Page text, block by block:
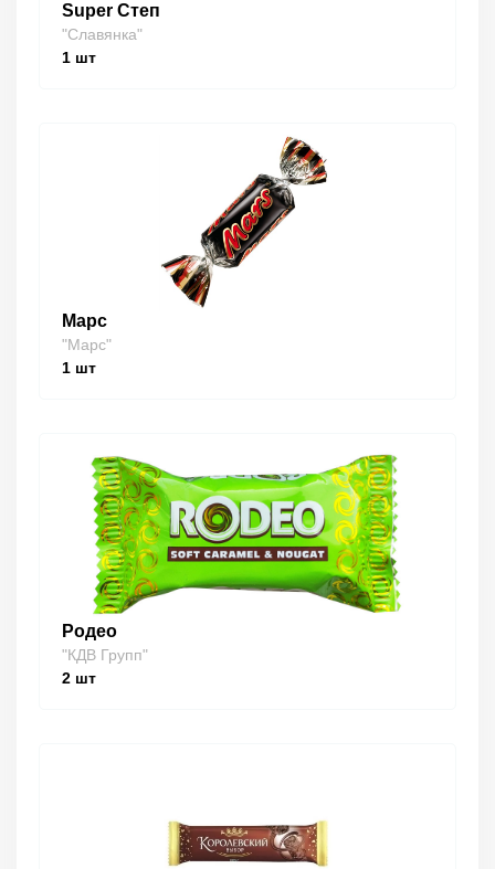
Super Степ
"Славянка"
1 шт
Марс
"Марс"
1 шт
Родео
"КДВ Групп"
2 шт